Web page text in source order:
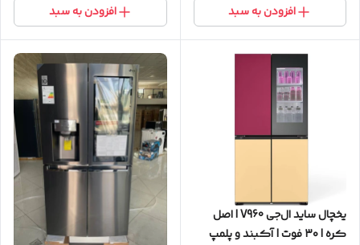
افزودن به سبد افزودن به سبد
یخچال ساید ال‌جی V960 | اصل
کره | ۳۰ فوت | آکبند و پلمپ